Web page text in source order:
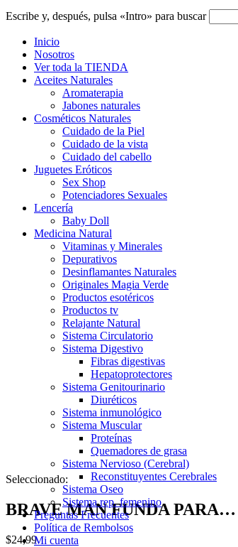
Escribe y, después, pulsa «Intro» para buscar
Inicio
Nosotros
Ver toda la TIENDA
Aceites Naturales
Aromaterapia
Jabones naturales
Cosméticos Naturales
Cuidado de la Piel
Cuidado de la vista
Cuidado del cabello
Juguetes Eróticos
Sex Shop
Potenciadores Sexuales
Lencería
Baby Doll
Medicina Natural
Vitaminas y Minerales
Depurativos
Desinflamantes Naturales
Originales Magia Verde
Productos esotéricos
Productos tv
Relajante Natural
Sistema Circulatorio
Sistema Digestivo
Fibras digestivas
Hepatoprotectores
Sistema Genitourinario
Diuréticos
Sistema inmunológico
Sistema Muscular
Proteínas
Quemadores de grasa
Sistema Nervioso (Cerebral)
Reconstituyentes Cerebrales
Sistema Oseo
Sistema rep. femenino
Preguntas Frecuentes
Política de Rembolsos
Mi cuenta
Seleccionado:
BRAVE MAN FUNDA PARA…
$24,99